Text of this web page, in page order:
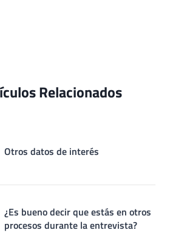
Relacionados
Otros datos de interés
¿Es bueno decir que estás en otros
procesos durante la entrevista?